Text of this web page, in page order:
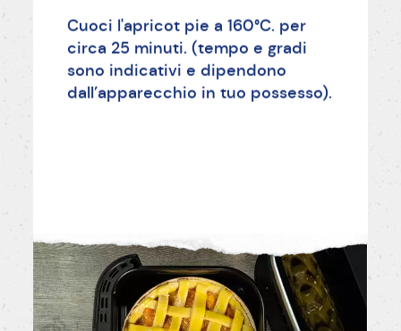
Cuoci l'apricot pie a 160°C. per
circa 25 minuti. (tempo e gradi
sono indicativi e dipendono
dall’apparecchio in tuo possesso).